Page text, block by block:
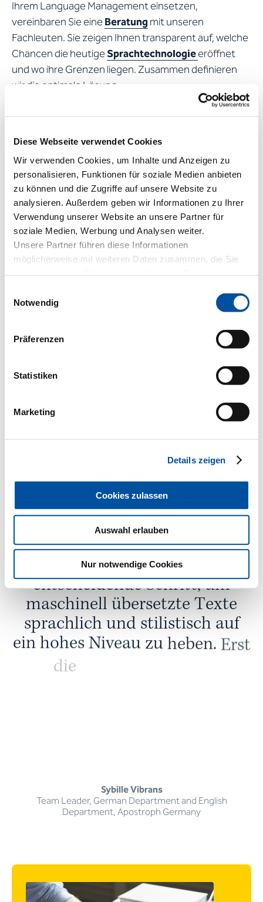
Diese Webseite verwendet Cookies
Wir verwenden Cookies, um Inhalte und Anzeigen zu
personalisieren, Funktionen für soziale Medien anbieten
zu können und die Zugriffe auf unsere Website zu
analysieren. Außerdem geben wir Informationen zu Ihrer
Verwendung unserer Website an unsere Partner für
soziale Medien, Werbung und Analysen weiter.
Unsere Partner führen diese Informationen
möglicherweise mit weiteren Daten zusammen, die Sie
Notwendig
Präferenzen
Statistiken
Marketing
Details zeigen
Cookies zulassen
Auswahl erlauben
Nur notwendige Cookies
Ihrem Language Management einsetzen,
vereinbaren Sie eineBeratung mit unseren
Fachleuten. Sie zeigen Ihnen transparent auf, welche
Chancen die heutigeSprachtechnologieeröffnet
und wo ihre Grenzen liegen. Zusammen definieren
wir die optimale Lösung.
Editing-Service auf einen
Blick:
Post-Editors, die auf die Nachbearbeitung
neuronaler maschineller Übersetzungen
spezialisiert sind
Anbindung an Terminologiedatenbank und
zielgruppengenaue, hochwertige Texte
Lieferung
Neural Machine Translation
von Apostroph kombiniert werden
st-Editing ist d
entscheidende Schritt, um
maschinell übersetzte Texte
sprachlich und stilistisch auf
ein hohes Niveau zu heben. Erst
die
Sybille Vibrans
Team Leader, German Department and English
Department, Apostroph Germany